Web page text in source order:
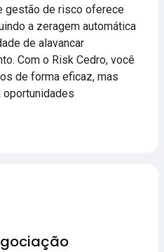
gestão de risco oferece
a zeragem automática
de alavancar
Com o Risk Cedro, você
de forma eficaz, mas
oportunidades